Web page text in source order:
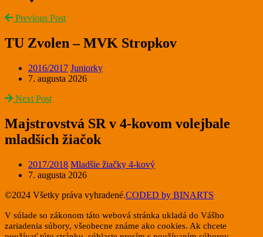
Previous Post
TU Zvolen – MVK Stropkov
2016/2017 Juniorky
7. augusta 2026
Next Post
Majstrovstvá SR v 4-kovom volejbale
mladších žiačok
2017/2018 Mladšie žiačky 4-kový
7. augusta 2026
©2024 Všetky práva vyhradené.CODED by BINARTS
V súlade so zákonom táto webová stránka ukladá do Vášho
zariadenia súbory, všeobecne známe ako cookies. Ak chcete